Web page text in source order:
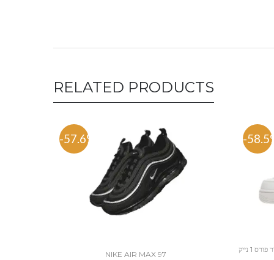
RELATED PRODUCTS
-57.6%
NIKE AIR MAX 97
-58.5%
כל הדגמים אייר פורס 1 נייק NIKE AIR FORCE 1 החל מ